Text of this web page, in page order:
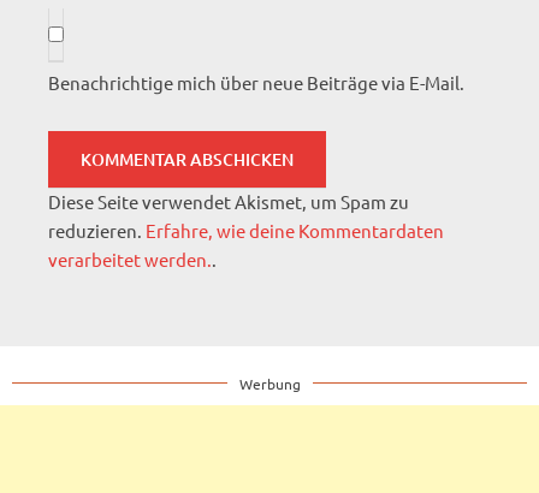
Benachrichtige mich über neue Beiträge via E-Mail.
Diese Seite verwendet Akismet, um Spam zu
reduzieren. Erfahre, wie deine Kommentardaten
verarbeitet werden..
Werbung